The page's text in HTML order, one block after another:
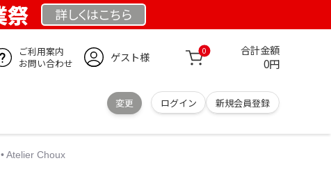
祭 詳しくはこちら
ご利用案内
お問い合わせ
ゲスト様 0 合計金額
0円
変更 ログイン 新規会員登録
Atelier Choux